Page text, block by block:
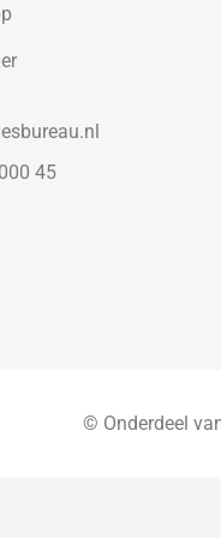
45
© Onderdeel